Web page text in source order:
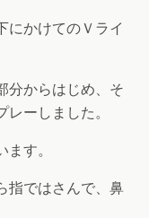
にかけてのＶライ
分からはじめ、そ
ーしました。
す。
指ではさんで、鼻